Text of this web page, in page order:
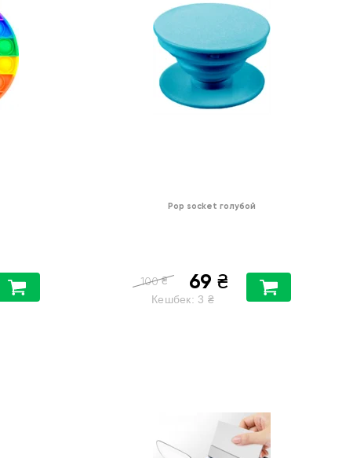
Pop socket голубой
100 ₴ 69 ₴
Кешбек: 3 ₴